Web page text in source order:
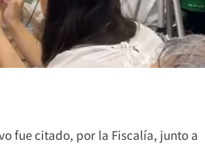
fue citado, por la Fiscalía, junto a